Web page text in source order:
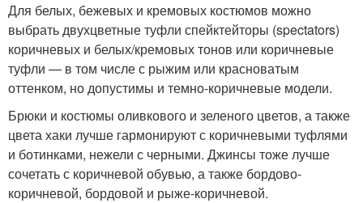
Для белых, бежевых и кремовых костюмов можно
выбрать двухцветные туфли спейктейторы (spectators)
коричневых и белых/кремовых тонов или коричневые
туфли — в том числе с рыжим или красноватым
оттенком, но допустимы и темно-коричневые модели.
Брюки и костюмы оливкового и зеленого цветов, а также
цвета хаки лучше гармонируют с коричневыми туфлями
и ботинками, нежели с черными. Джинсы тоже лучше
сочетать с коричневой обувью, а также бордово-
коричневой, бордовой и рыже-коричневой.